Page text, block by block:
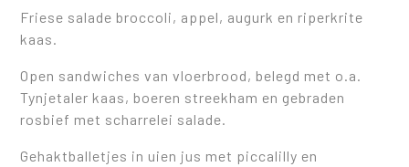
Friese salade broccoli, appel, augurk en riperkrite
kaas.
Open sandwiches van vloerbrood, belegd met o.a.
Tynjetaler kaas, boeren streekham en gebraden
rosbief met scharrelei salade.
Gehaktballetjes in uien jus met piccalilly en